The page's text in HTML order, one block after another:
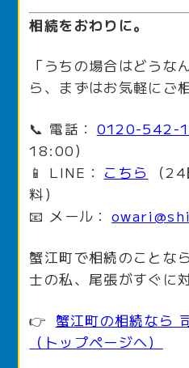
相続をおわりに。
「うちの場合はどうな
ら、まずはお気軽にご
📞 電話： 0120-542-
18:00）
📱 LINE： こちら
（
料）
📧 メール：
蟹江町で相続のことな
士の私、尾張がすぐに
👉 蟹江町の相続なら
（トップページへ）